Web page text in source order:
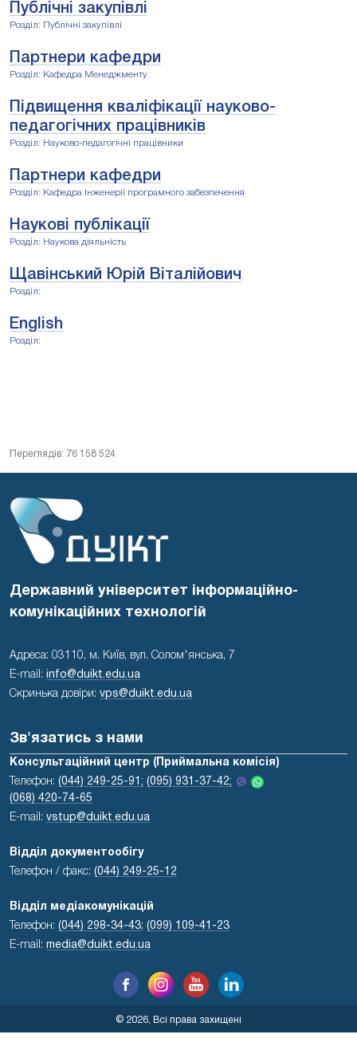
Публічні закупівлі
Розділ: Публічні закупівлі
Партнери кафедри
Розділ: Кафедра Менеджменту
Підвищення кваліфікації науково-
педагогічних працівників
Розділ: Науково-педагогічні працівники
Партнери кафедри
Розділ: Кафедра Інженерії програмного забезпечення
Наукові публікації
Розділ: Наукова діяльність
Щавінський Юрій Віталійович
Розділ:
English
Розділ:
Переглядів: 76 158 524
Державний університет інформаційно-
комунікаційних технологій
Адреса: 03110, м. Київ, вул. Солом'янська, 7
E-mail:
info@duikt.edu.ua
Скринька довіри: vps@duikt.edu.ua
Зв'язатись з нами
Консультаційний центр (Приймальна комісія)
Телефон: (044) 249-25-91; (095) 931-37-42;
(068) 420-74-65
E-mail: vstup@duikt.edu.ua
Відділ документообігу
Телефон / факс: (044) 249-25-12
Відділ медіакомунікацій
Телефон: (044) 298-34-43; (099) 109-41-23
E-mail: media@duikt.edu.ua
© 2026, Всі права захищені